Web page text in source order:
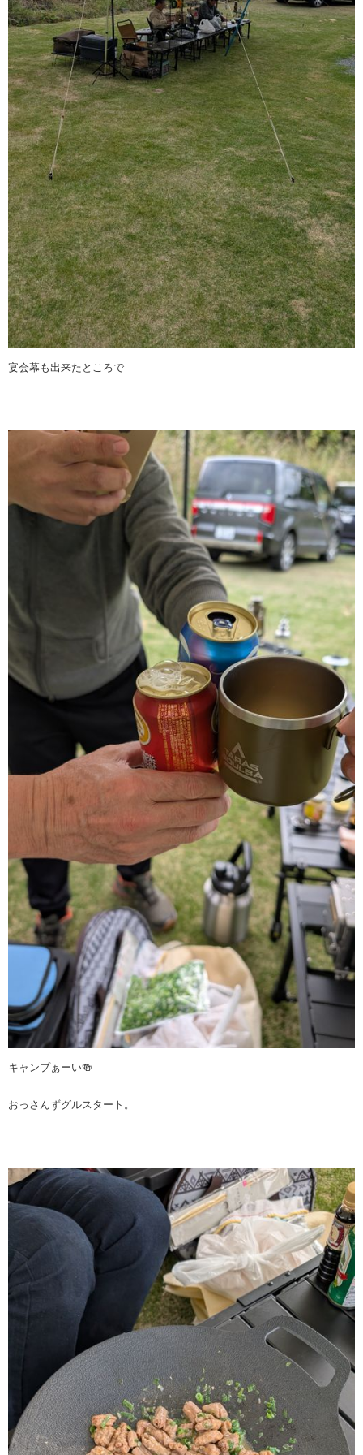
宴会幕も出来たところで
キャンプぁーい🍻
おっさんずグルスタート。